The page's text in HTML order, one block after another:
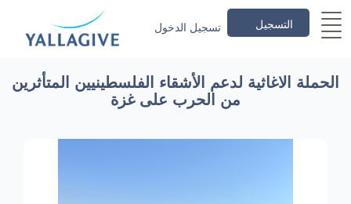
التسجيل تسجيل الدخول
الحملة الاغاثية لدعم الأشقاء الفلسطينيين المتأثرين
من الحرب على غزة